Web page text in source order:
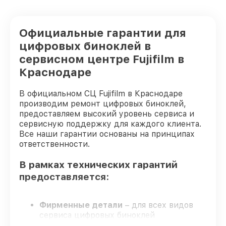
Замена ключей управления цифрового
бинокля Fujifilm
от 600₽
Замена микросхемы логики цифрового
бинокля Fujifilm
от 1300₽
Fujifilm
Официальные гарантии для
цифровых биноклей в
сервисном центре Fujifilm в
Краснодаре
В официальном СЦ Fujifilm в Краснодаре
производим ремонт цифровых биноклей,
предоставляем высокий уровень сервиса и
сервисную поддержку для каждого клиента.
Все наши гарантии основаны на принципах
ответственности.
В рамках технических гарантий
предоставляется:
Фирменные детали – для всех видов
сервиса цифровых биноклей